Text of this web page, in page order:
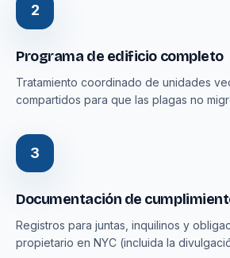
2
Programa de edificio completo
Tratamiento coordinado de unidades
compartidos para que las plagas no
3
Documentación de
Registros para juntas, inquilinos y
propietario en NYC (incluida la